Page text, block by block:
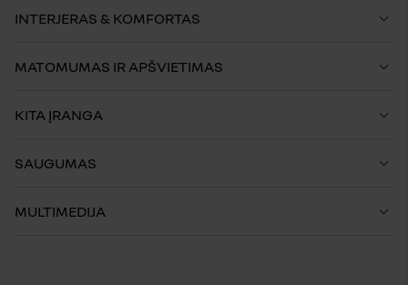
INTERJERAS & KOMFORTAS
MATOMUMAS IR APŠVIETIMAS
KITA ĮRANGA
SAUGUMAS
MULTIMEDIJA